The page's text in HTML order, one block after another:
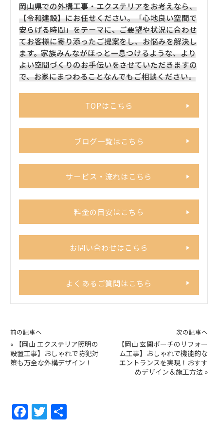
岡山県での外構工事・エクステリアをお考えなら、
【令和建設】にお任せください。「心地良い空間で
安らげる時間」をテーマに、ご要望や状況に合わせ
てお客様に寄り添ったご提案をし、お悩みを解決し
ます。家族みんながほっと一息つけるような、より
よい空間づくりのお手伝いをさせていただきますの
で、お家にまつわることなんでもご相談ください。
TOPはこちら
ブログ一覧はこちら
サービス・流れはこちら
料金の目安はこちら
お問い合わせはこちら
よくあるご質問はこちら
前の記事へ
«
【岡山 エクステリア照明の
設置工事】おしゃれで防犯対
策も万全な外構デザイン！
次の記事へ
【岡山 玄関ポーチのリフォー
ム工事】おしゃれで機能的な
エントランスを実現！おすす
めデザイン＆施工方法 »
F
a
T
w